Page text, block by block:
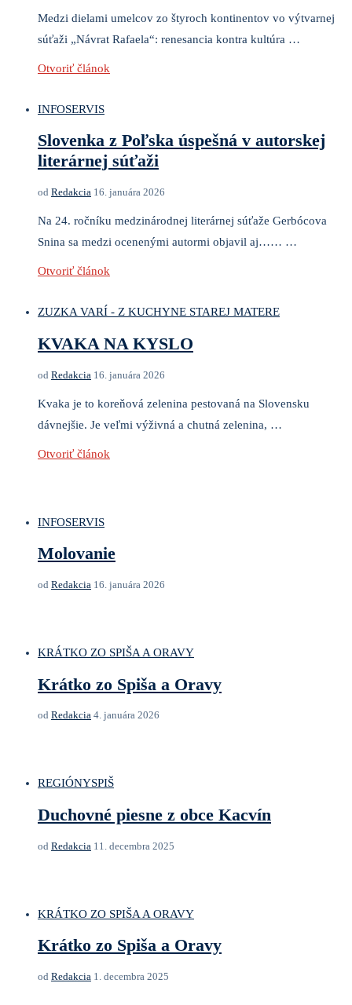
Medzi dielami umelcov zo štyroch kontinentov vo výtvarnej
súťaži „Návrat Rafaela“: renesancia kontra kultúra …
Otvoriť článok
INFOSERVIS
Slovenka z Poľska úspešná v autorskej
literárnej súťaži
od Redakcia 16. januára 2026
Na 24. ročníku medzinárodnej literárnej súťaže Gerbócova
Snina sa medzi ocenenými autormi objavil aj…… …
Otvoriť článok
ZUZKA VARÍ - Z KUCHYNE STAREJ MATERE
KVAKA NA KYSLO
od Redakcia 16. januára 2026
Kvaka je to koreňová zelenina pestovaná na Slovensku
dávnejšie. Je veľmi výživná a chutná zelenina, …
Otvoriť článok
INFOSERVIS
Molovanie
od Redakcia 16. januára 2026
KRÁTKO ZO SPIŠA A ORAVY
Krátko zo Spiša a Oravy
od Redakcia 4. januára 2026
REGIÓNYSPIŠ
Duchovné piesne z obce Kacvín
od Redakcia 11. decembra 2025
KRÁTKO ZO SPIŠA A ORAVY
Krátko zo Spiša a Oravy
od Redakcia 1. decembra 2025